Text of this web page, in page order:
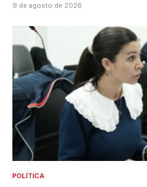
9 de agosto de 2026
POLÍTICA